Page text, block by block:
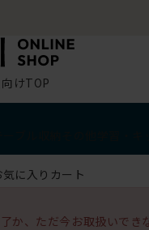
けTOP
気に入り カート
か、ただ今お取扱いでき